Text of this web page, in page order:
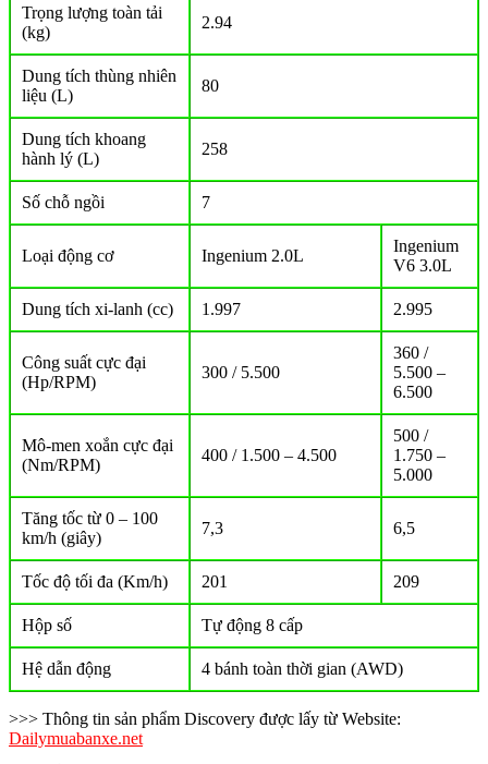
Trọng lượng toàn tải
(kg)
2.94
Dung tích thùng nhiên
liệu (L)
80
Dung tích khoang
hành lý (L)
258
Số chỗ ngồi 7
Loại động cơ Ingenium 2.0L
Ingenium
V6 3.0L
Dung tích xi-lanh (cc) 1.997 2.995
Công suất cực đại
(Hp/RPM)
300 / 5.500
360 /
5.500 –
6.500
Mô-men xoắn cực đại
(Nm/RPM)
400 / 1.500 – 4.500
500 /
1.750 –
5.000
Tăng tốc từ 0 – 100
km/h (giây)
7,3 6,5
Tốc độ tối đa (Km/h) 201 209
Hộp số Tự động 8 cấp
Hệ dẫn động 4 bánh toàn thời gian (AWD)
>>> Thông tin sản phẩm Discovery được lấy từ Website:
Dailymuabanxe.net